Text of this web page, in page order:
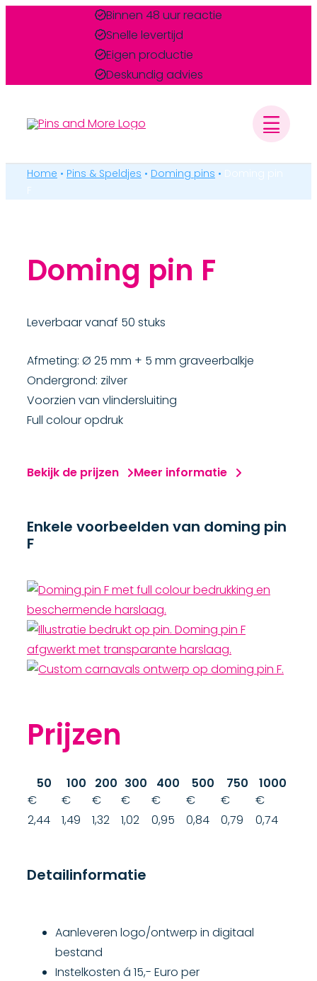
Binnen 48 uur reactie
Snelle levertijd
Eigen productie
Deskundig advies
Home • Pins & Speldjes • Doming pins • Doming pin
F
Doming pin F
Leverbaar vanaf 50 stuks
Afmeting: Ø 25 mm + 5 mm graveerbalkje
Ondergrond: zilver
Voorzien van vlindersluiting
Full colour opdruk
Bekijk de prijzen Meer informatie
Enkele voorbeelden van doming pin
F
Prijzen
50 100 200 300 400 500 750
1000
€
2,44
€
1,49
€
1,32
€
1,02
€
0,95
€
0,84
€
0,79
€
0,74
Detailinformatie
Aanleveren logo/ontwerp in digitaal
bestand
Instelkosten á 15,- Euro per
PINS & SPELDJES
MEDAILLES & ONDERSCHEIDINGEN